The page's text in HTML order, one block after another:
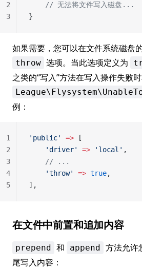
    // 无法将文件写入磁盘...
}
2
3
如果需要，您可以在文件系统磁盘
throw 选项。当此选项定义为
之类的“写入”方法在写入操作失败
例：
'public' => [
    'driver'
=> 'local' ,
    // ...
    'throw'
=> true,
],
1
2
3
4
5
在文件中前置和追加内容
prepend 和 append 方法允许
尾写入内容：